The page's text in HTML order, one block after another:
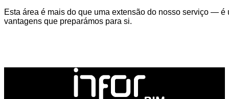
Esta área é mais do que uma extensão do nosso serviço —
vantagens que preparámos para si.